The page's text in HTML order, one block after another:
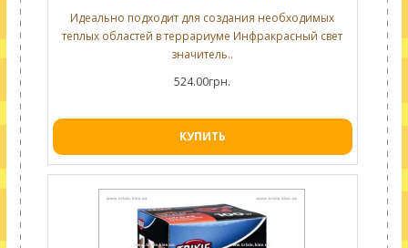
Идеально подходит для создания необходимых
теплых областей в террариуме Инфракрасный свет
значитель..
524.00грн.
КУПИТЬ